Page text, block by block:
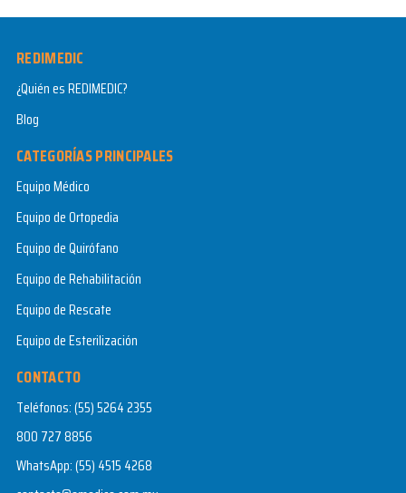
REDIMEDIC
¿Quién es REDIMEDIC?
Blog
CATEGORÍAS PRINCIPALES
Equipo Médico
Equipo de Ortopedia
Equipo de Quirófano
Equipo de Rehabilitación
Equipo de Rescate
Equipo de Esterilización
CONTACTO
Teléfonos:(55) 5264 2355
800 727 8856
WhatsApp:(55) 4515 4268